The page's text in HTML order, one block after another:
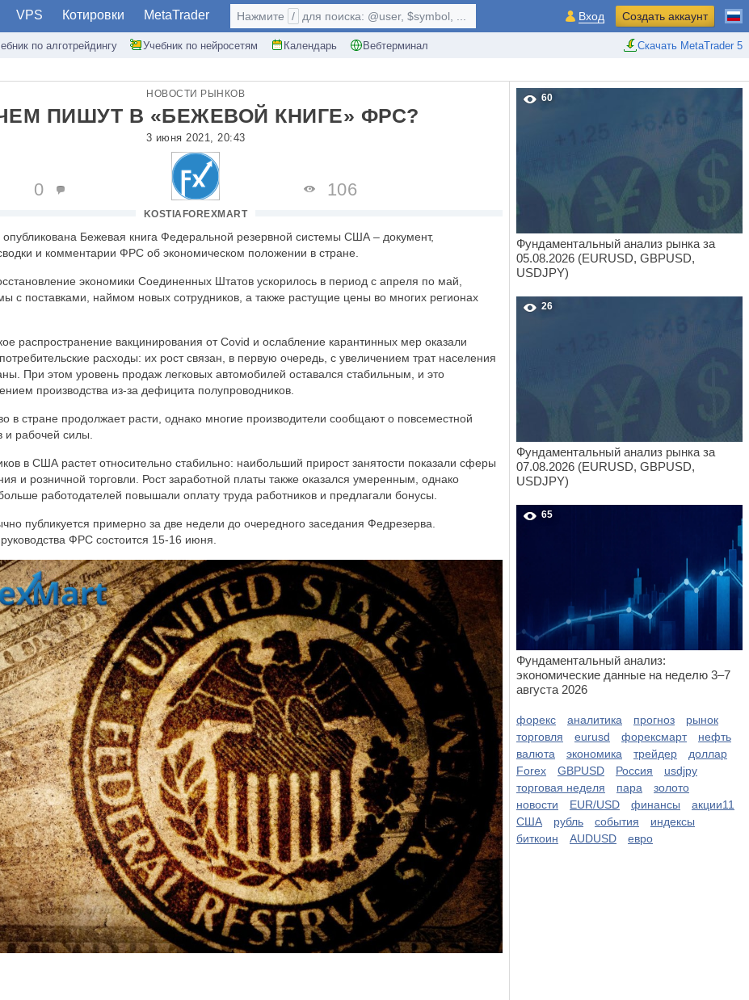
VPS Котировки MetaTrader
по алготрейдингу Учебник по нейросетям Календарь Вебтерминал Скачать MetaTrader 5
Нажмите / для поиска: @user, $symbol, ... Вход Создать аккаунт
НОВОСТИ РЫНКОВ
ПИШУТ В «БЕЖЕВОЙ КНИГЕ» ФРС?
3 июня 2021, 20:43
KOSTIAFOREXMART
0 106
Бежевая книга Федеральной резервной системы США – документ,
и комментарии ФРС об экономическом положении в стране.
экономики Соединенных Штатов ускорилось в период с апреля по май,
с поставками, наймом новых сотрудников, а также растущие цены во многих регионах
распространение вакцинирования от Covid и ослабление карантинных мер оказали
расходы: их рост связан, в первую очередь, с увеличением трат населения
При этом уровень продаж легковых автомобилей оставался стабильным, и это
производства из-за дефицита полупроводников.
в стране продолжает расти, однако многие производители сообщают о повсеместной
и рабочей силы.
в США растет относительно стабильно: наибольший прирост занятости показали сферы
и розничной торговли. Рост заработной платы также оказался умеренным, однако
работодателей повышали оплату труда работников и предлагали бонусы.
публикуется примерно за две недели до очередного заседания Федрезерва.
ФРС состоится 15-16 июня.
60
Фундаментальный анализ рынка за
05.08.2026 (EURUSD, GBPUSD,
USDJPY)
26
Фундаментальный анализ рынка за
07.08.2026 (EURUSD, GBPUSD,
USDJPY)
65
Фундаментальный анализ:
экономические данные на неделю 3–7
августа 2026
форекс аналитика прогноз
рынок
торговля
eurusd форексмарт
нефть
валюта
экономика трейдер
доллар
Forex
GBPUSD Россия
usdjpy
торговая неделя
пара
золото
новости
EUR/USD финансы
акции11
США
рубль события
индексы
биткоин
AUDUSD евро